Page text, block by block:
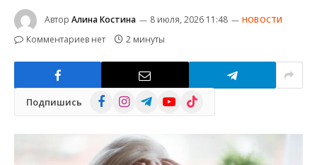
Автор Алина Костина 8 июля, 2026 11:48 НОВОСТИ
Комментариев нет 2 минуты
Подпишись FacebookInstagramTelegramYouTube
TikTok